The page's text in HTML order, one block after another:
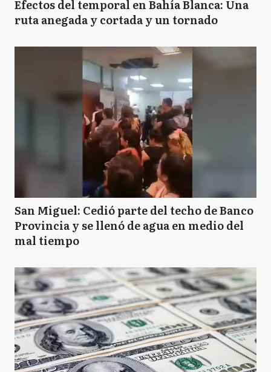
Efectos del temporal en Bahía Blanca: Una
ruta anegada y cortada y un tornado
San Miguel: Cedió parte del techo de Banco
Provincia y se llenó de agua en medio del
mal tiempo